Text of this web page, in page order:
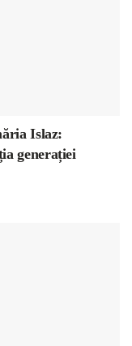
Islaz:
generației